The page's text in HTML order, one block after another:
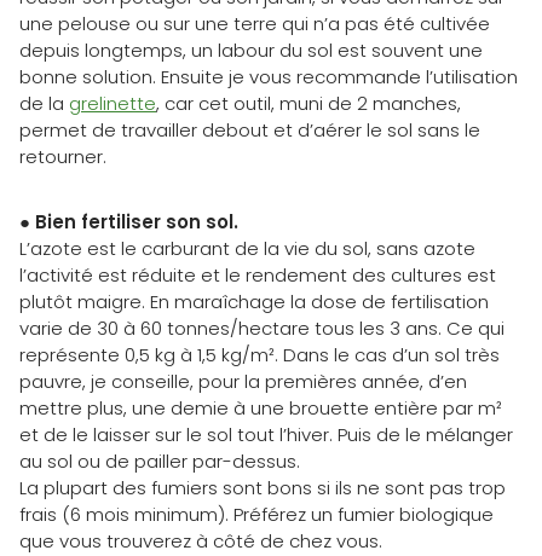
une pelouse ou sur une terre qui n’a pas été cultivée
depuis longtemps, un labour du sol est souvent une
bonne solution. Ensuite je vous recommande l’utilisation
de la grelinette, car cet outil, muni de 2 manches,
permet de travailler debout et d’aérer le sol sans le
retourner.
● Bien fertiliser son sol.
L’azote est le carburant de la vie du sol, sans azote
l’activité est réduite et le rendement des cultures est
plutôt maigre. En maraîchage la dose de fertilisation
varie de 30 à 60 tonnes/hectare tous les 3 ans. Ce qui
représente 0,5 kg à 1,5 kg/m². Dans le cas d’un sol très
pauvre, je conseille, pour la premières année, d’en
mettre plus, une demie à une brouette entière par m²
et de le laisser sur le sol tout l’hiver. Puis de le mélanger
au sol ou de pailler par-dessus.
La plupart des fumiers sont bons si ils ne sont pas trop
frais (6 mois minimum). Préférez un fumier biologique
que vous trouverez à côté de chez vous.